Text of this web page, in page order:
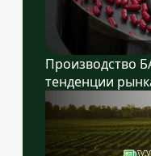
Производство
тенденции